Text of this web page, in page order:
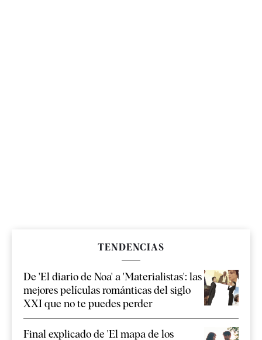
TENDENCIAS
De 'El diario de Noa' a 'Materialistas': las
mejores películas románticas del siglo
XXI que no te puedes perder
Final explicado de 'El mapa de los